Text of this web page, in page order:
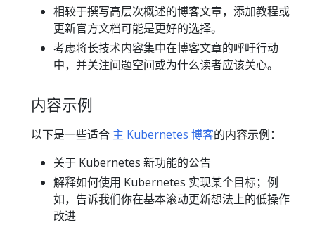
相较于撰写高层次概述的博客文章，添加教程或
更新官方文档可能是更好的选择。
考虑将长技术内容集中在博客文章的呼吁行动
中，并关注问题空间或为什么读者应该关心。
内容示例
以下是一些适合 主 Kubernetes 博客的内容示例：
关于 Kubernetes 新功能的公告
解释如何使用 Kubernetes 实现某个目标；例
如，告诉我们你在基本滚动更新想法上的低操作
改进